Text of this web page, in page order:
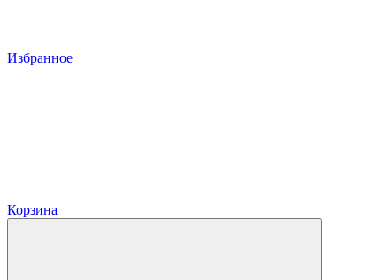
Избранное
Корзина